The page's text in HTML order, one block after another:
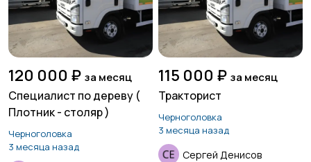
120 000 ₽ за месяц
Специалист по дереву (
Плотник - столяр )
Черноголовка
3 месяца назад
115 000 ₽ за месяц
Тракторист
Черноголовка
3 месяца назад
Сергей Денисов